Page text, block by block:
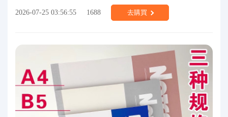
2026-07-25 03:56:55 1688 去購買